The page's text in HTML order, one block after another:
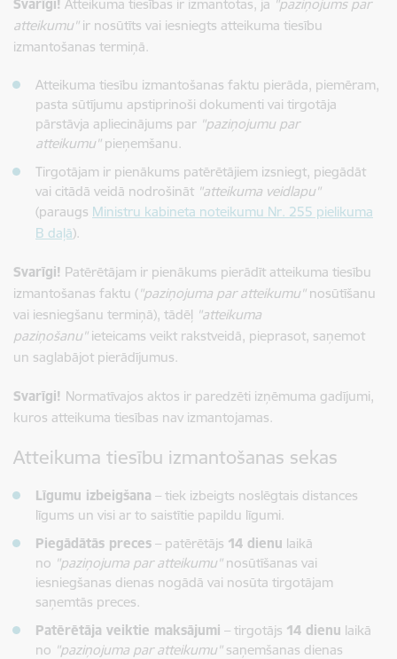
Svarīgi! Atteikuma tiesības ir izmantotas, ja "paziņojums par
atteikumu"ir nosūtīts vai iesniegts atteikuma tiesību
izmantošanas termiņā.
Atteikuma tiesību izmantošanas faktu pierāda, piemēram,
pasta sūtījumu apstiprinoši dokumenti vai tirgotāja
pārstāvja apliecinājums par "paziņojumu par
atteikumu" pieņemšanu.
Tirgotājam ir pienākums patērētājiem izsniegt, piegādāt
vai citādā veidā nodrošināt "atteikuma veidlapu"
(paraugs Ministru kabineta noteikumu Nr. 255 pielikuma
B daļā).
Svarīgi! Patērētājam ir pienākums pierādīt atteikuma tiesību
izmantošanas faktu ("paziņojuma par atteikumu"nosūtīšanu
vai iesniegšanu termiņā), tādēļ "atteikuma
paziņošanu"ieteicams veikt rakstveidā, pieprasot, saņemot
un saglabājot pierādījumus.
Svarīgi! Normatīvajos aktos ir paredzēti izņēmuma gadījumi,
kuros atteikuma tiesības nav izmantojamas.
Atteikuma tiesību izmantošanas sekas
Līgumu izbeigšana – tiek izbeigts noslēgtais distances
līgums un visi ar to saistītie papildu līgumi.
Piegādātās preces – patērētājs 14 dienu laikā
no "paziņojuma par atteikumu"nosūtīšanas vai
iesniegšanas dienas nogādā vai nosūta tirgotājam
saņemtās preces.
Patērētāja veiktie maksājumi – tirgotājs 14 dienu laikā
no "paziņojuma par atteikumu"saņemšanas dienas